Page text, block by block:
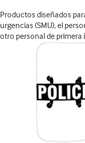
Productos diseñados
urgencias (SMU), el
otro personal de